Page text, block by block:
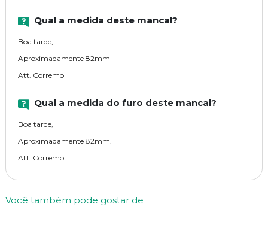
Qual a medida deste mancal?
Boa tarde,
Aproximadamente 82mm
Att. Corremol
Qual a medida do furo deste mancal?
Boa tarde,
Aproximadamente 82mm.
Att. Corremol
Você também pode gostar de